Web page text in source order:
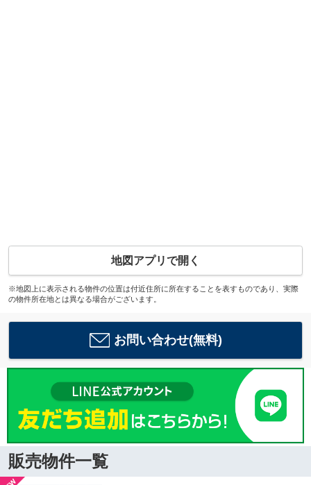
地図アプリで開く
※地図上に表示される物件の位置は付近住所に所在することを表すものであり、実際
の物件所在地とは異なる場合がございます。
お問い合わせ(無料)
販売物件一覧